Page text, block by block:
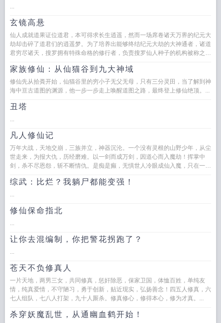
...
玄镜高悬
仙人成就道果证位道君，本可得求长生逍遥，然而一场席卷诸天万界的纪元大
劫却击碎了道君们的逍遥梦。为了培养出能够终结纪元大劫的大神通者，诸道
君穷尽诸天，搜罗拥有特殊命格的修行者，负责搜罗仙人种子的机构被称之
家族修仙：从仙猫谷到九大神域
修仙先从拾粪开始，仙猫谷里的穷小子无父无母，只有三分灵田，当了解到神
海中亘古道图的渊源，他一步一步走上唤醒道图之路，最终登上修仙绝顶。...
丑塔
...
凡人修仙记
万年大战，天地交崩，三族并立，神器沉沦。一个没有灵根的山野少年，从尘
世走来，为报大仇，历经磨难。以一剑而成万剑，因道心而入魔劫！挥掌中
剑，杀不尽恩怨，斩不断情仇。是痴是癫，无惧世人冷眼成仙入魔，只在一念
综武：比烂？我躺尸都能变强！
...
修仙保命指北
...
让你去混编制，你把警花拐跑了？
...
苍天不负修真人
一片天地，两男三女，共同修真，惩奸除恶，保家卫国，体恤百姓，单纯友
情，纯真爱情，不守陋习，勇于创新，贴近现实，弘扬善念！四五人修真，六
七人组队，七八人打架，九十人厮杀。修真修心，修得本心，修为才真。...
杀穿妖魔乱世，从通幽血鹤开始！